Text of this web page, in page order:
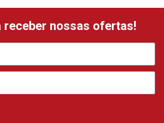
receber nossas ofertas!